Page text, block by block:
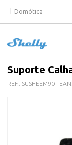
Domótica
Suporte
REF.: SUSHEEM90 | EAN: